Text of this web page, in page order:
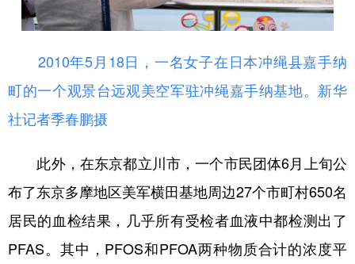
2010年5月18日，一名女子在日本冲绳县嘉手纳
町的一个观景台远观美空军驻冲绳嘉手纳基地。新华
社记者季春鹏摄
此外，在东京都立川市，一个市民团体6月上旬公
布了东京多摩地区美军横田基地周边27个市町村650名
居民的血检结果，几乎所有受检者血液中都检测出了
PFAS。其中，PFOS和PFOA两种物质合计的浓度平